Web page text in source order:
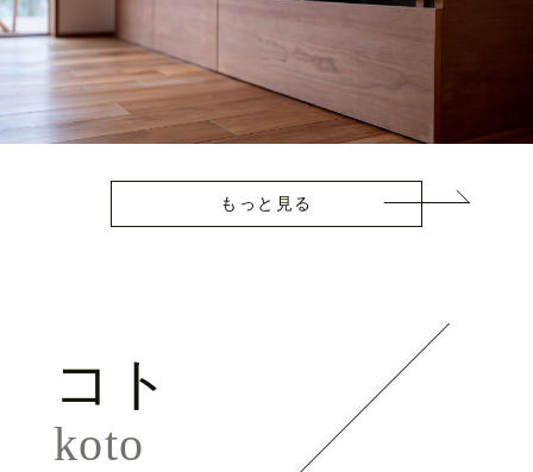
もっと見る
コト
koto